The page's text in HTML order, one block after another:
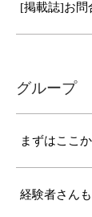
[掲載誌]お問
グループ
まずはここ
経験者さん